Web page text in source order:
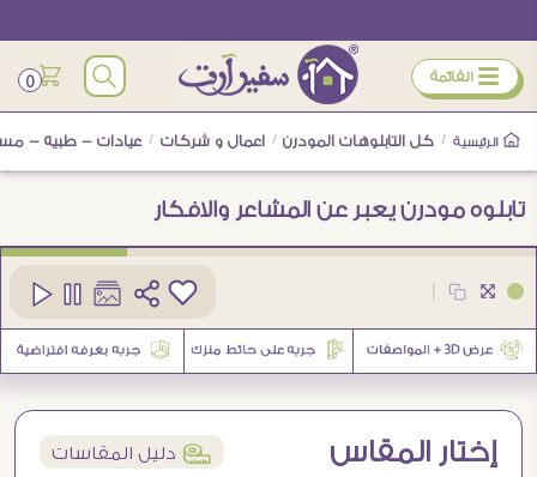
ÿ القائمة 0
الرئيسية / كل التابلوهات المودرن / اعمال و شركات / عيادات - طبيه -
تابلوه مودرن يعبر عن المشاعر والافكار
إختار المقاس í دليل المقاسات